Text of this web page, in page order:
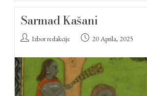
Sarmad Kašani
Izbor redakcije 20 Aprila, 2025